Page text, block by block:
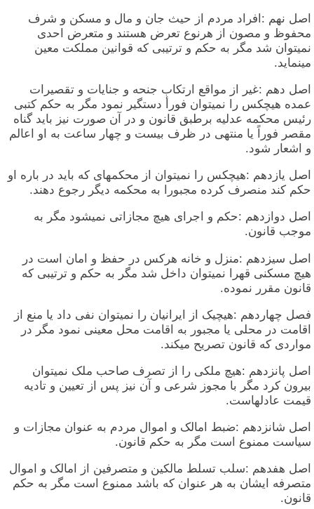
اصل نهم :افراد مردم از حیث جان و مال و مسکن و شرف
محفوظ و مصون از هرنوع تعرض هستند و متعرض احدی
نمیتوان شد مگر به حکم و ترتیبی که قوانین مملکت معین
مینماید.
اصل دهم :غیر از مواقع ارتکاب جنحه و جنایات و تقصیرات
عمده هیچکس را نمیتوان فورأ دستگیر نمود مگر به حکم کتبی
رئیس محکمه عدلیه برطبق قانون و در آن صورت نیز باید گناه
مقصر فوراً یا منتهی در ظرف بیست و چهار ساعت به او اعالم
و اشعار شود.
اصل یازدهم :هیچکس را نمیتوان از محکمهای که باید در باره او
حکم کند منصرف کرده مجبورا به محکمه دیگر رجوع دهند.
اصل دوازدهم :حکم و اجرای هیچ مجازاتی نمیشود مگر به
موجب قانون.
اصل سیزدهم :منزل و خانه هرکس در حفظ و امان است در
هیچ مسکنی قهرا نمیتوان داخل شد مگر به حکم و ترتیبی که
قانون مقرر نموده.
فصل چهاردهم :هیچیک از ایرانیان را نمیتوان نفی داد یا منع از
اقامت در محلی یا مجبور به اقامت محل معینی نمود مگر در
مواردی که قانون تصریح میکند.
اصل پانزدهم :هیچ ملکی را از تصرف صاحب ملک نمیتوان
بیرون کرد مگر با مجوز شرعی و آن نیز پس از تعیین و تادیه
قیمت عادلهاست.
اصل شانزدهم :ضبط امالک و اموال مردم به عنوان مجازات و
سیاست ممنوع است مگر به حکم قانون.
اصل هفدهم :سلب تسلط مالکین و متصرفین از امالک و اموال
متصرفه ایشان به هر عنوان که باشد ممنوع است مگر به حکم
قانون.